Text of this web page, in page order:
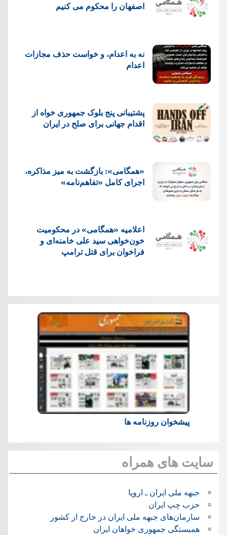
اصفهان را محکوم می کنیم
نه به اعدام، و خواست حذف مجازات
اعدام
پشتيبانی پنج بلوک جمهوری خواه از
اقدام جهانی برای صلح در ایران
«همگامی»: بازگشت به میز مذاکره،
اجرای کامل «تفاهم‌نامه»
اعلامیه «همگامی» در محکومیت
خون‌خواهی سید علی خامنه‌ای و
فراخوان برای قتل ترامپ
پیشخوان روزنامه ها
سایت های همراه
جبهه ملی ایران ـ اروپا
حزب چپ ایران
سازمان‌های جبهه ملی ایران در خارج از کشور
همبستگی جمهوری خواهان ایران